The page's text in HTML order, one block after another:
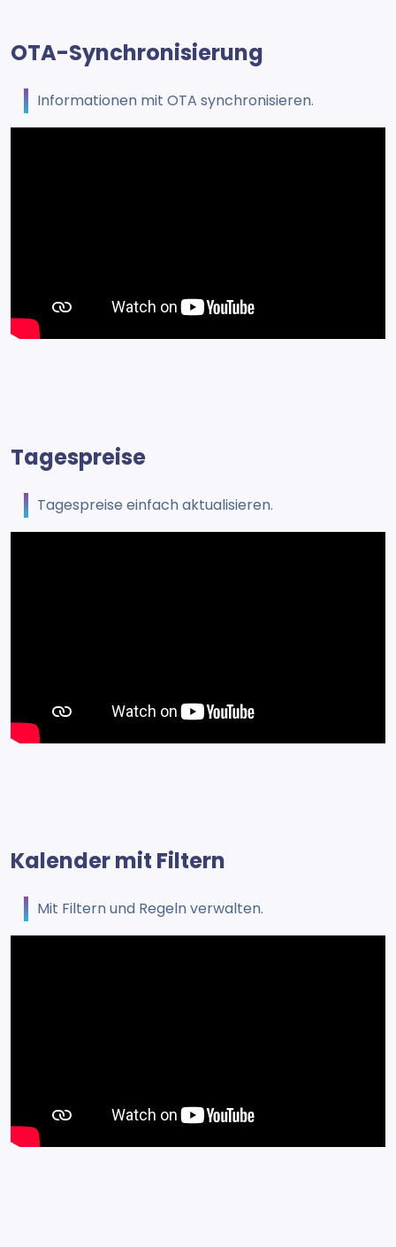
OTA-Synchronisierung
Informationen mit OTA synchronisieren.
Tagespreise
Tagespreise einfach aktualisieren.
Kalender mit Filtern
Mit Filtern und Regeln verwalten.